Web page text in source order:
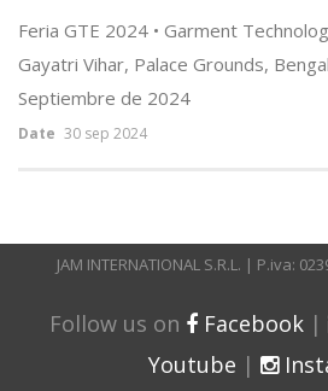
Feria GTE 2024 • Garment
Gayatri Vihar, Palace Grounds,
Septiembre de 2024
Date 30 sep 2024
JAM INTERNATIONAL S.R.L. | P.iva:
Follow us on Facebook |
Youtube |